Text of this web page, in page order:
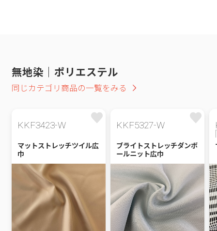
無地染｜ポリエステル
同じカテゴリ商品の一覧をみる
KKF3423-W
マットストレッチツイル広
巾
KKF5327-W
ブライトストレッチダンボ
ールニット広巾